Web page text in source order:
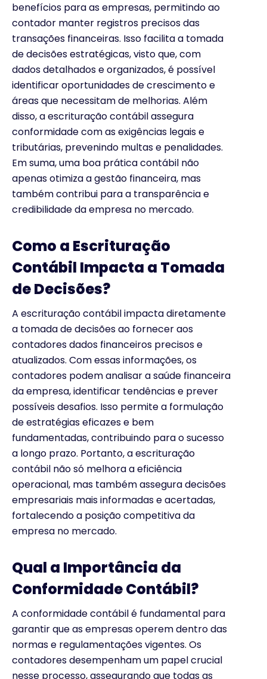
benefícios para as empresas, permitindo ao
contador manter registros precisos das
transações financeiras. Isso facilita a tomada
de decisões estratégicas, visto que, com
dados detalhados e organizados, é possível
identificar oportunidades de crescimento e
áreas que necessitam de melhorias. Além
disso, a escrituração contábil assegura
conformidade com as exigências legais e
tributárias, prevenindo multas e penalidades.
Em suma, uma boa prática contábil não
apenas otimiza a gestão financeira, mas
também contribui para a transparência e
credibilidade da empresa no mercado.
Como a Escrituração
Contábil Impacta a Tomada
de Decisões?
A escrituração contábil impacta diretamente
a tomada de decisões ao fornecer aos
contadores dados financeiros precisos e
atualizados. Com essas informações, os
contadores podem analisar a saúde financeira
da empresa, identificar tendências e prever
possíveis desafios. Isso permite a formulação
de estratégias eficazes e bem
fundamentadas, contribuindo para o sucesso
a longo prazo. Portanto, a escrituração
contábil não só melhora a eficiência
operacional, mas também assegura decisões
empresariais mais informadas e acertadas,
fortalecendo a posição competitiva da
empresa no mercado.
Qual a Importância da
Conformidade Contábil?
A conformidade contábil é fundamental para
garantir que as empresas operem dentro das
normas e regulamentações vigentes. Os
contadores desempenham um papel crucial
nesse processo, assegurando que todas as